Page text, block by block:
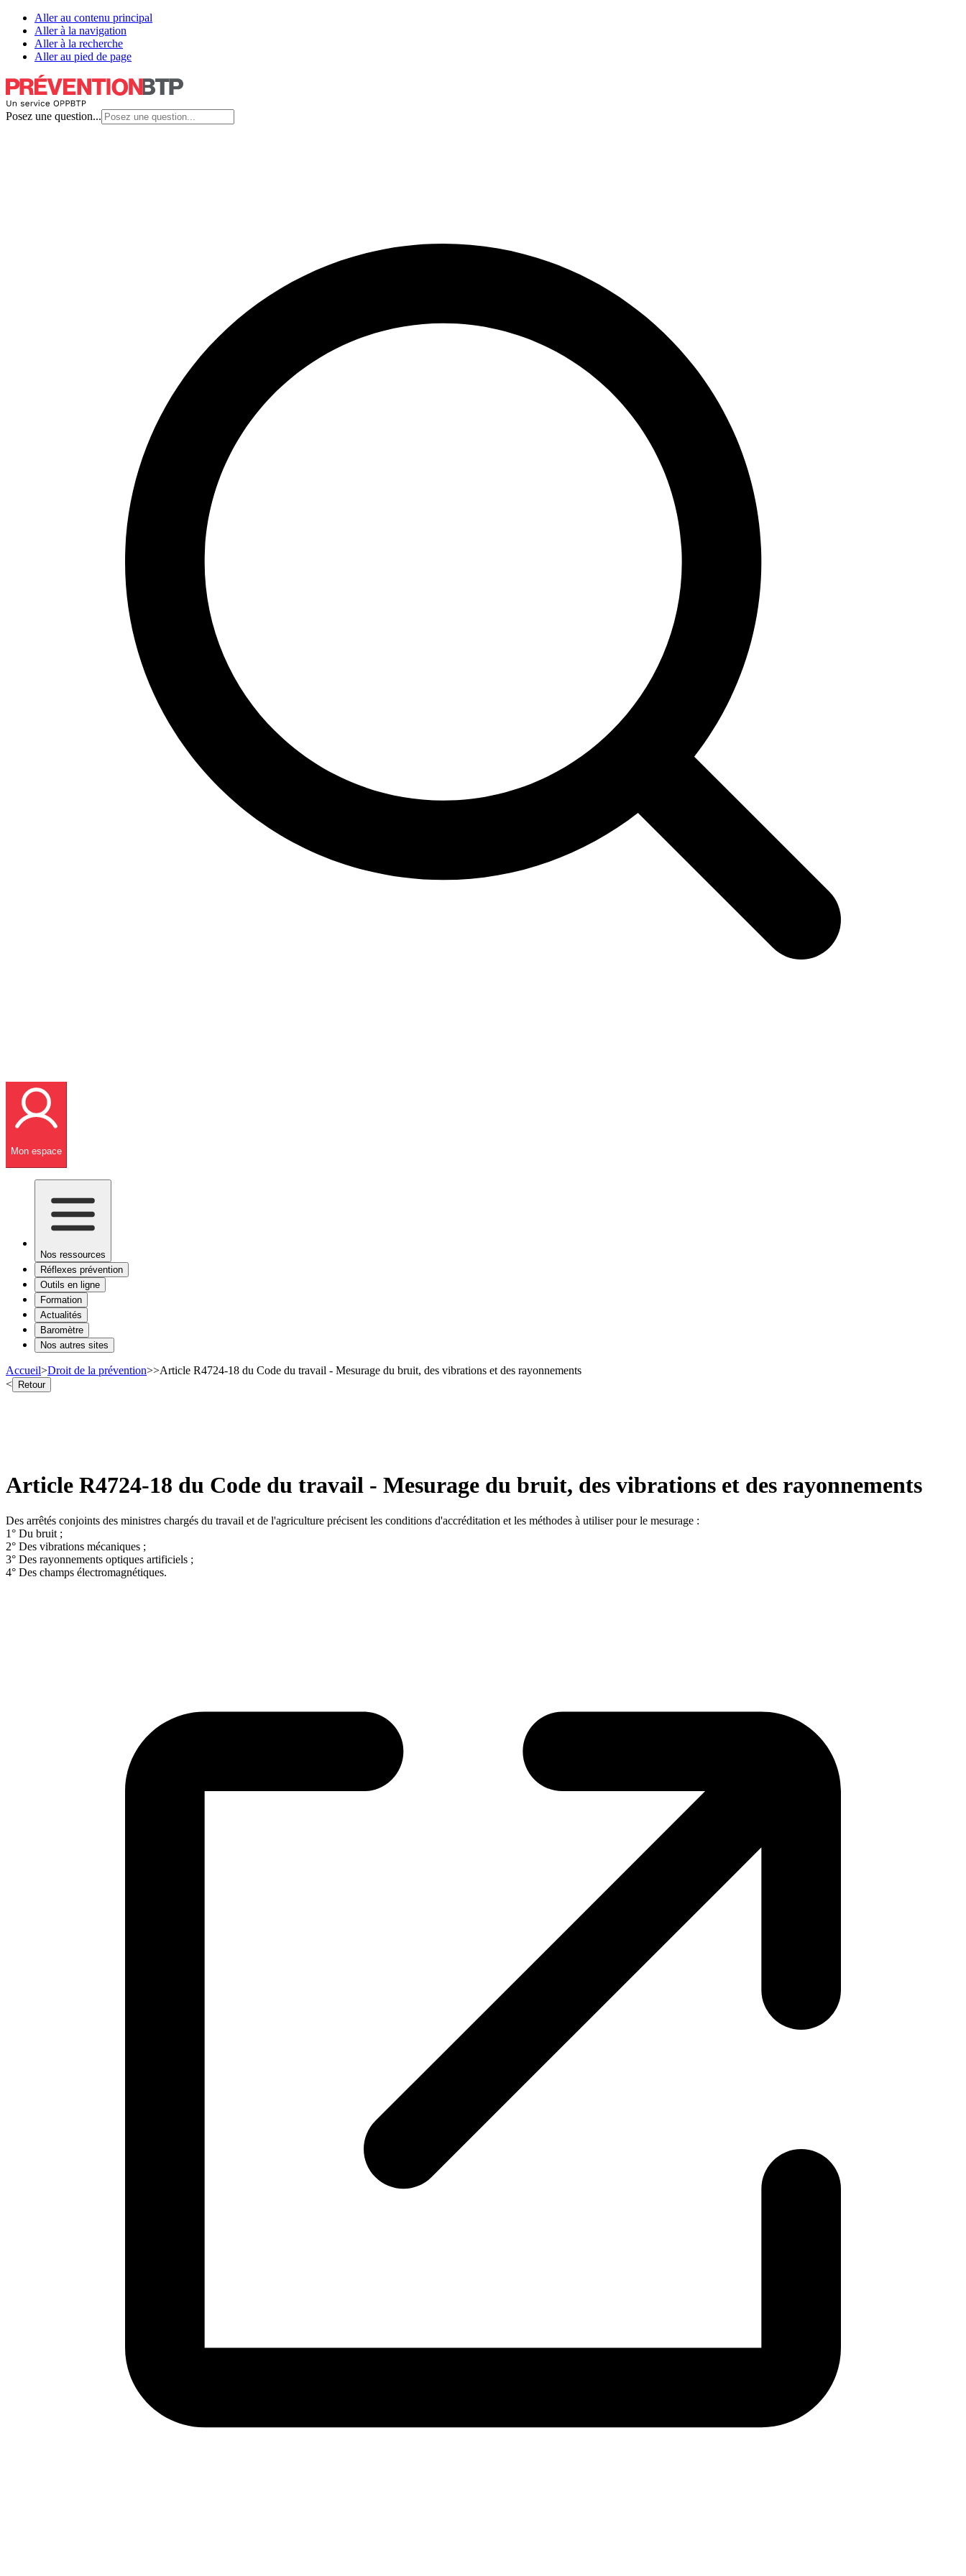
Aller au contenu principal
Aller à la navigation
Aller à la recherche
Aller au pied de page
Posez une question...
Mon espace
Nos ressources
Réflexes prévention
Outils en ligne
Formation
Actualités
Baromètre
Nos autres sites
Accueil>Droit de la prévention>>Article R4724-18 du Code du travail - Mesurage du bruit, des vibrations et des rayonnements
< Retour
Article R4724-18 du Code du travail - Mesurage du bruit, des vibrations et des rayonnements
Des arrêtés conjoints des ministres chargés du travail et de l'agriculture précisent les conditions d'accréditation et les méthodes à utiliser pour le mesurage :
1° Du bruit ;
2° Des vibrations mécaniques ;
3° Des rayonnements optiques artificiels ;
4° Des champs électromagnétiques.